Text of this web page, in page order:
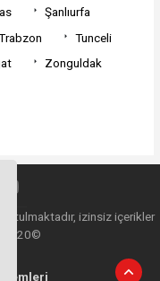
Şanlıurfa
Tunceli
Zonguldak
tutulmaktadır, izinsiz içerikler
2020©